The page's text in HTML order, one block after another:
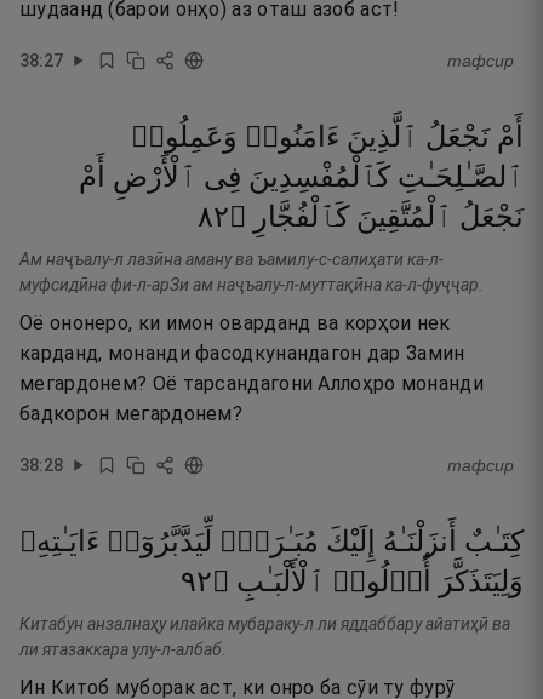
шудаанд (барои онҳо) аз оташ азоб аст!
38:27 тафсир
أَمْ نَجْعَلُ ٱلَّذِينَ ءَامَنُوا۟ وَعَمِلُوا۟
ٱلصَّـٰلِحَـٰتِ كَٱلْمُفْسِدِينَ فِى ٱلْأَرْضِ
أَمْ
نَجْعَلُ ٱلْمُتَّقِينَ كَٱلْفُجَّارِ ۝٢٨
Ам наҷъалу-л лазӣна аману ва ъамилу-с-салиҳати ка-л-
муфсидӣна фи-л-арЗи ам наҷъалу-л-муттақӣна ка-л-фуҷҷар.
Оё ононеро, ки имон оварданд ва корҳои нек
карданд, монанди фасодкунандагон дар Замин
мегардонем? Оё тарсандагони Аллоҳро монанди
бадкорон мегардонем?
38:28 тафсир
كِتَـٰبٌ أَنزَلْنَـٰهُ إِلَيْكَ مُبَـٰرَكٌۭ لِّيَدَّبَّرُوٓا۟ ءَايَـٰتِهِۦ
وَلِيَتَذَكَّرَ
أُو۟لُوا۟ ٱلْأَلْبَـٰبِ ۝٢٩
Китабун анзалнаҳу илайка мубараку-л ли яддаббару айатиҳӣ ва
ли ятазаккара улу-л-албаб.
Ин Китоб муборак аст, ки онро ба сӯи ту фурӯ